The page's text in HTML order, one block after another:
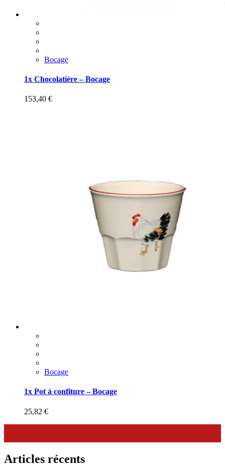
Bocage
1x Chocolatière – Bocage
153,40 €
Bocage
1x Pot à confiture – Bocage
25,82 €
Articles récents